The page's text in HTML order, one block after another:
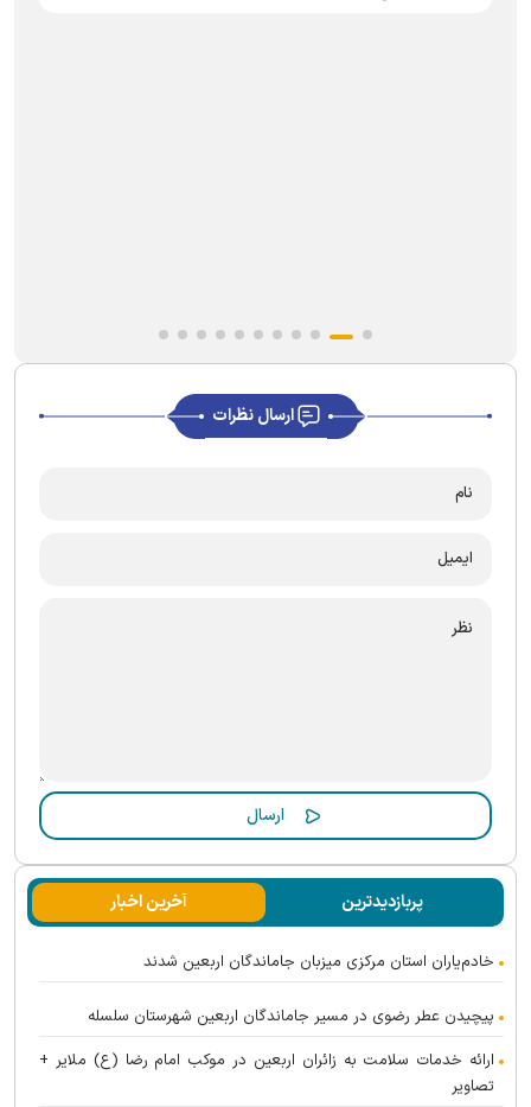
ارسال نظرات
پربازدیدترین آخرین اخبار
خادم‌یاران استان مرکزی میزبان جاماندگان اربعین شدند
پیچیدن عطر رضوی در مسیر جاماندگان اربعین شهرستان سلسله
ارائه خدمات سلامت به زائران اربعین در موکب امام رضا (ع) ملایر +
تصاویر